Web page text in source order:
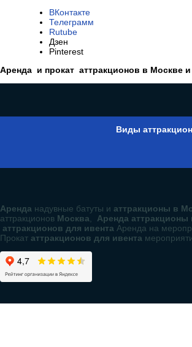
ВКонтакте
Телеграмм
Rutube
Дзен
Pinterest
Аренда и прокат аттракционов в Москве
Виды
Аренда надувные батуты и аттракционы в
аттракционов Москва Аренда аттракционы
аттракционов для ивента Аренда на
Прокат аттракционов для ивента